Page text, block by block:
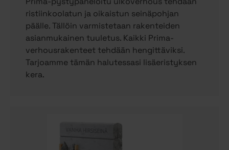
ristiinkoolatun ja oikaistun seinäpohjan
päälle. Tällöin varmistetaan rakenteiden
asianmukainen tuuletus. Kaikki Prima-
verhousrakenteet tehdään hengittäviksi.
Tarjoamme tämän halutessasi lisäeristyksen
kera.